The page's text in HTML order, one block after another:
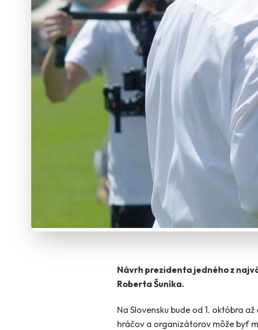
Návrh prezidenta jedného z
Roberta Šuníka.
Na Slovensku bude od 1. októbra
hráčov a organizátorov môže byť